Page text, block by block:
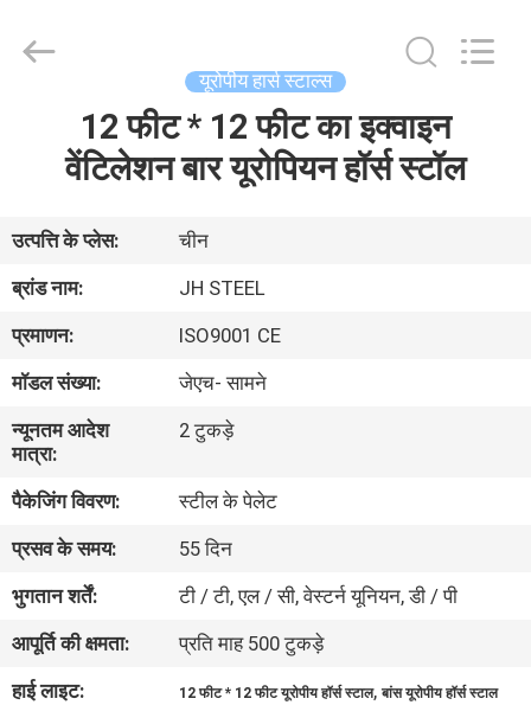
हमारे
बारे
कारखाना
भ्रमण
गुणवत्ता
नियंत्रण
संपर्क
products
यूरोपीय हार्स स्टाल्स
12 फीट * 12 फीट का इक्वाइन
वेंटिलेशन बार यूरोपियन हॉर्स स्टॉल
उत्पत्ति के प्लेस:
चीन
ब्रांड नाम:
JH STEEL
प्रमाणन:
ISO9001 CE
मॉडल संख्या:
जेएच- सामने
न्यूनतम आदेश
मात्रा:
2 टुकड़े
पैकेजिंग विवरण:
स्टील के पेलेट
प्रसव के समय:
55 दिन
भुगतान शर्तें:
टी / टी, एल / सी, वेस्टर्न यूनियन, डी / पी
आपूर्ति की क्षमता:
प्रति माह 500 टुकड़े
हाई लाइट:
12 फीट * 12 फीट यूरोपीय हॉर्स स्टाल,बांस यूरोपीय हॉर्स स्टाल